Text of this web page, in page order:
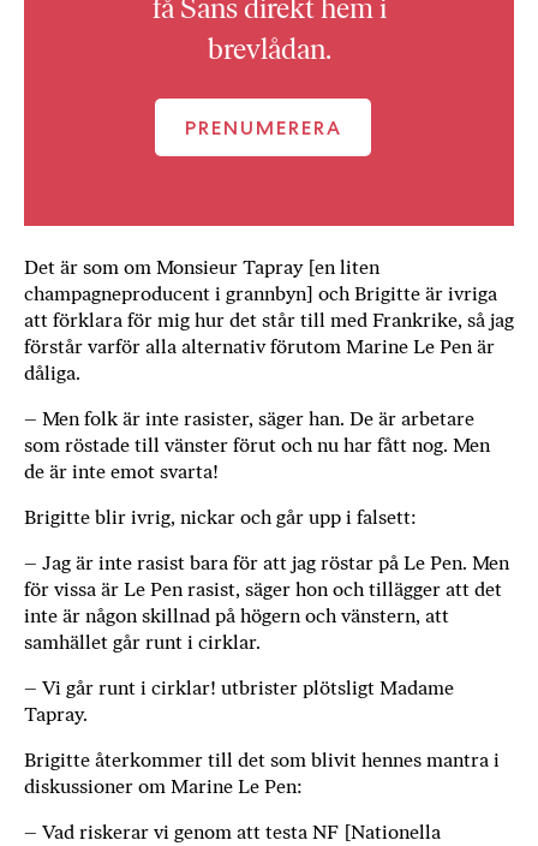
få Sans direkt hem i
brevlådan.
PRENUMERERA
Det är som om Monsieur Tapray [en liten
champagneproducent i grannbyn] och Brigitte är ivriga
att förklara för mig hur det står till med Frankrike, så jag
förstår varför alla alternativ förutom Marine Le Pen är
dåliga.
– Men folk är inte rasister, säger han. De är arbetare
som röstade till vänster förut och nu har fått nog. Men
de är inte emot svarta!
Brigitte blir ivrig, nickar och går upp i ­falsett:
– Jag är inte rasist bara för att jag röstar på Le Pen. Men
för vissa är Le Pen rasist, säger hon och tillägger att det
inte är någon skillnad på högern och vänstern, att
samhället går runt i cirklar.
– Vi går runt i cirklar! utbrister plötsligt Madame
Tapray.
Brigitte återkommer till det som blivit hennes mantra i
diskussioner om Marine Le Pen:
– Vad riskerar vi genom att testa NF ­[Nationella